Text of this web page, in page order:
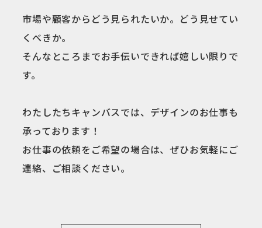
市場や顧客からどう見られたいか。どう見せてい
くべきか。
そんなところまでお手伝いできれば嬉しい限りで
す。
わたしたちキャンバスでは、デザインのお仕事も
承っております！
お仕事の依頼をご希望の場合は、ぜひお気軽にご
連絡、ご相談ください。